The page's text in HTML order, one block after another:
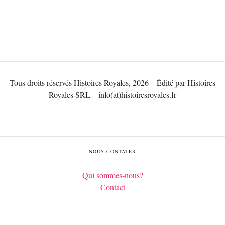
Tous droits réservés Histoires Royales, 2026 – Édité par Histoires
Royales SRL – info(at)histoiresroyales.fr
NOUS CONTATER
Qui sommes-nous?
Contact